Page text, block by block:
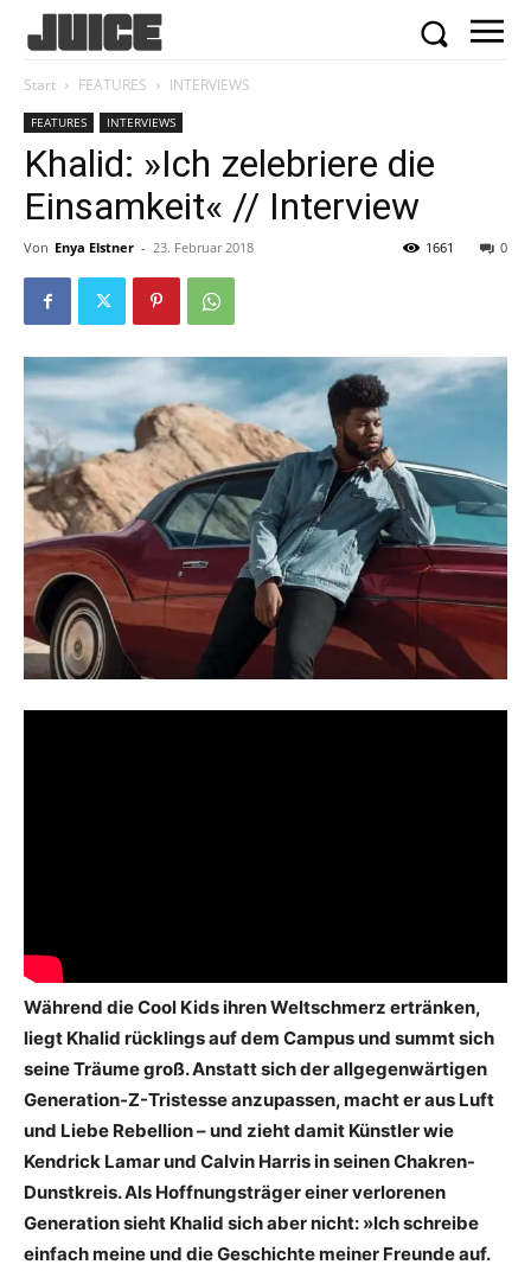
Start FEATURES INTERVIEWS
FEATURES INTERVIEWS
Khalid: »Ich zelebriere die
Einsamkeit« // Interview
Von Enya Elstner - 23. Februar 2018 0
1661
Während die Cool Kids ihren Weltschmerz ertränken,
liegt Khalid rücklings auf dem Campus und summt sich
seine Träume groß. Anstatt sich der allgegenwärtigen
Generation-Z-Tristesse anzupassen, macht er aus Luft
und Liebe Rebellion – und zieht damit Künstler wie
Kendrick Lamar und Calvin Harris in seinen Chakren-
Dunstkreis. Als Hoffnungsträger einer verlorenen
Generation sieht Khalid sich aber nicht: »Ich schreibe
einfach meine und die Geschichte meiner Freunde auf.